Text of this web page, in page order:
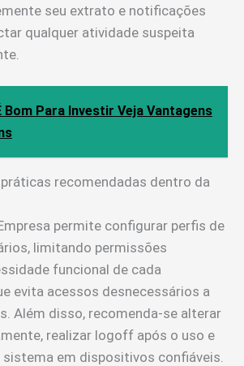
seu extrato e notificações
qualquer atividade suspeita
Bom Para Investir Veja Vantagens
recomendadas dentro da
permite configurar perfis de
limitando permissões
funcional de cada
evita acessos desnecessários a
Além disso, recomenda-se alterar
realizar logoff após o uso e
em dispositivos confiáveis.